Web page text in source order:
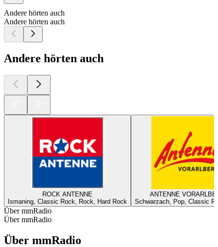
Andere hörten auch
Andere hörten auch
Andere hörten auch
ROCK ANTENNE
Ismaning, Classic Rock, Rock, Hard Rock
ANTENNE
Schwarzach, Pop, Classic
Über mmRadio
Über mmRadio
Über mmRadio